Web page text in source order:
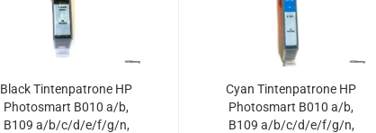
Black Tintenpatrone HP
Photosmart B010 a/b,
B109 a/b/c/d/e/f/g/n,
Cyan Tintenpatrone HP
Photosmart B010 a/b,
B109 a/b/c/d/e/f/g/n,